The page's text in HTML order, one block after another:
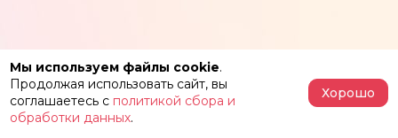
Мы используем файлы cookie.
Продолжая использовать сайт, вы
соглашаетесь с политикой сбора и
обработки данных.
Хорошо